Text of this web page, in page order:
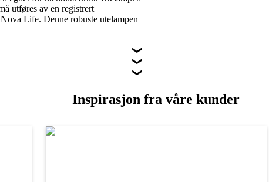
utføres av en registrert
Life. Denne robuste utelampen
Inspirasjon fra våre kunder